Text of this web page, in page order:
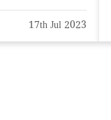
17th Jul 2023